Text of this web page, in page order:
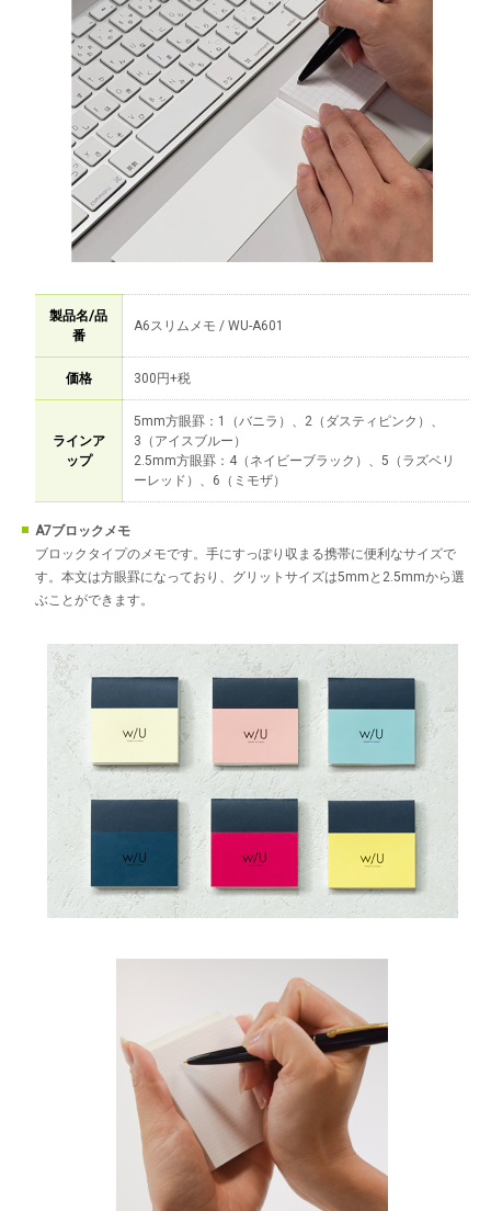
製品名/品
番
A6スリムメモ / WU-A601
価格 300円+税
ラインア
ップ
5mm方眼罫：1（バニラ）、2（ダスティピンク）、
3（アイスブルー）
2.5mm方眼罫：4（ネイビーブラック）、5（ラズベリ
ーレッド）、6（ミモザ）
A7ブロックメモ
ブロックタイプのメモです。手にすっぽり収まる携帯に便利なサイズで
す。本文は方眼罫になっており、グリットサイズは5mmと2.5mmから選
ぶことができます。